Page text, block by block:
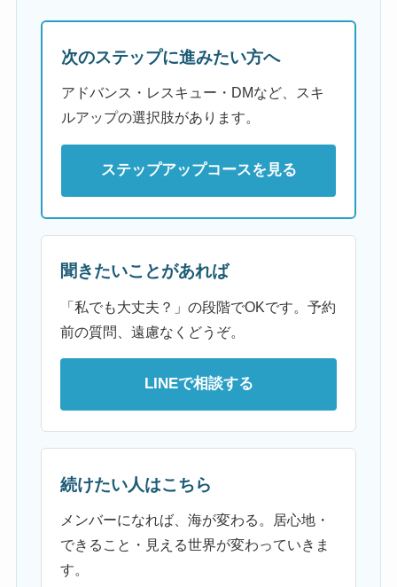
次のステップに進みたい方へ
アドバンス・レスキュー・DMなど、スキ
ルアップの選択肢があります。
ステップアップコースを見る
聞きたいことがあれば
「私でも大丈夫？」の段階でOKです。予約
前の質問、遠慮なくどうぞ。
LINEで相談する
続けたい人はこちら
メンバーになれば、海が変わる。居心地・
できること・見える世界が変わっていきま
す。